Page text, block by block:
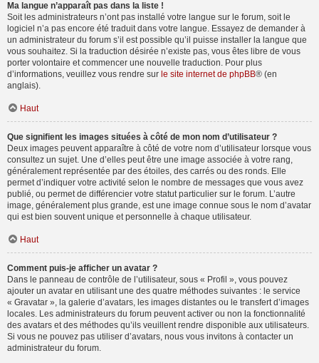
Ma langue n’apparaît pas dans la liste !
Soit les administrateurs n’ont pas installé votre langue sur le forum, soit le
logiciel n’a pas encore été traduit dans votre langue. Essayez de demander à
un administrateur du forum s’il est possible qu’il puisse installer la langue que
vous souhaitez. Si la traduction désirée n’existe pas, vous êtes libre de vous
porter volontaire et commencer une nouvelle traduction. Pour plus
d’informations, veuillez vous rendre sur le site internet de phpBB® (en
anglais).
Haut
Que signifient les images situées à côté de mon nom d’utilisateur ?
Deux images peuvent apparaître à côté de votre nom d’utilisateur lorsque vous
consultez un sujet. Une d’elles peut être une image associée à votre rang,
généralement représentée par des étoiles, des carrés ou des ronds. Elle
permet d’indiquer votre activité selon le nombre de messages que vous avez
publié, ou permet de différencier votre statut particulier sur le forum. L’autre
image, généralement plus grande, est une image connue sous le nom d’avatar
qui est bien souvent unique et personnelle à chaque utilisateur.
Haut
Comment puis-je afficher un avatar ?
Dans le panneau de contrôle de l’utilisateur, sous « Profil », vous pouvez
ajouter un avatar en utilisant une des quatre méthodes suivantes : le service
« Gravatar », la galerie d’avatars, les images distantes ou le transfert d’images
locales. Les administrateurs du forum peuvent activer ou non la fonctionnalité
des avatars et des méthodes qu’ils veuillent rendre disponible aux utilisateurs.
Si vous ne pouvez pas utiliser d’avatars, nous vous invitons à contacter un
administrateur du forum.